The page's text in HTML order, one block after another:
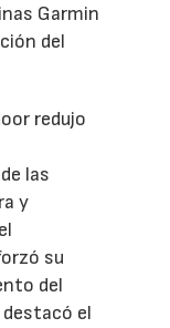
Garmin
del
redujo
las
y
su
del
el